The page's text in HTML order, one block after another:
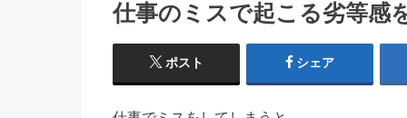
仕事のミスで起こる劣等感
ポスト シェア